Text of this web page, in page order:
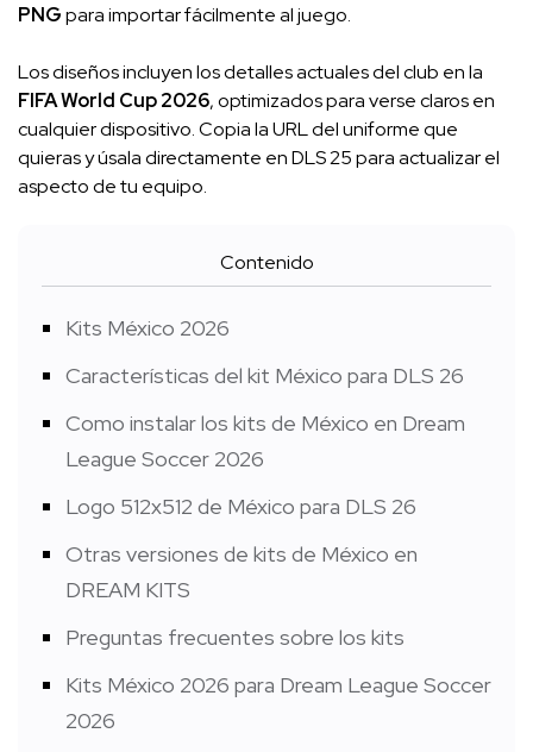
PNGpara importar fácilmente al juego.
Los diseños incluyen los detalles actuales del club en la
FIFA World Cup 2026, optimizados para verse claros en
cualquier dispositivo. Copia la URL del uniforme que
quieras y úsala directamente en DLS 25 para actualizar el
aspecto de tu equipo.
Contenido
Kits México 2026
Características del kit México para DLS 26
Como instalar los kits de México en Dream
League Soccer 2026
Logo 512x512 de México para DLS 26
Otras versiones de kits de México en
DREAM KITS
Preguntas frecuentes sobre los kits
Kits México 2026 para Dream League Soccer
2026